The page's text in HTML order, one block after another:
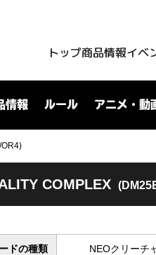
トップ商品情報イベ
情報 ルール アニメ・動
COMPLEX
ドの種類 NEOクリーチ